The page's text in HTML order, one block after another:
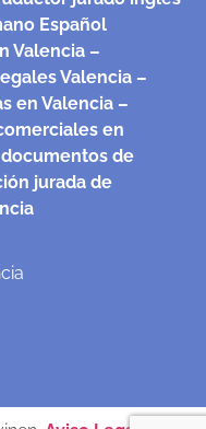
Español
Valencia –
Valencia –
en Valencia –
en
de
jurada de